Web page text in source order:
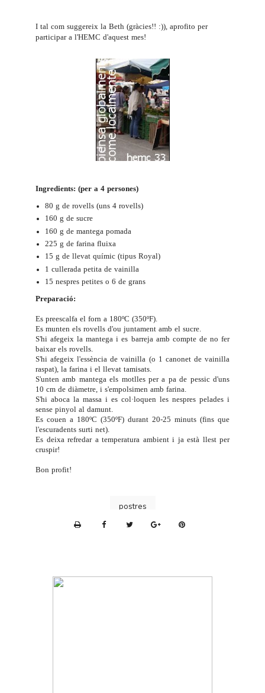
I tal com suggereix la Beth (gràcies!! :)), aprofito per
participar a l'HEMC d'aquest mes!
Ingredients: (per a 4 persones)
80 g de rovells (uns 4 rovells)
160 g de sucre
160 g de mantega pomada
225 g de farina fluixa
15 g de llevat químic (tipus Royal)
1 cullerada petita de vainilla
15 nespres petites o 6 de grans
Preparació:
Es preescalfa el forn a 180ºC (350ºF).
Es munten els rovells d'ou juntament amb el sucre.
S'hi afegeix la mantega i es barreja amb compte de no fer
baixar els rovells.
S'hi afegeix l'essència de vainilla (o 1 canonet de vainilla
raspat), la farina i el llevat tamisats.
S'unten amb mantega els motlles per a pa de pessic d'uns
10 cm de diàmetre, i s'empolsimen amb farina.
S'hi aboca la massa i es col·loquen les nespres pelades i
sense pinyol al damunt.
Es couen a 180ºC (350ºF) durant 20-25 minuts (fins que
l'escuradents surti net).
Es deixa refredar a temperatura ambient i ja està llest per
cruspir!
Bon profit!
postres
n